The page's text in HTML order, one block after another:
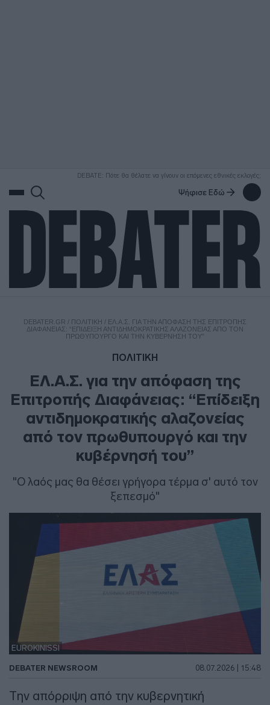
DEBATE: Πότε θα θέλατε να γίνουν οι επόμενες εθνικές εκλογές;
Ψήφισε Εδώ
DEBATER.GR / ΠΟΛΙΤΙΚΗ / ΕΛ.Α.Σ. ΓΙΑ ΤΗΝ ΑΠΌΦΑΣΗ ΤΗΣ ΕΠΙΤΡΟΠΉΣ
ΔΙΑΦΆΝΕΙΑΣ: “ΕΠΊΔΕΙΞΗ ΑΝΤΙΔΗΜΟΚΡΑΤΙΚΉΣ ΑΛΑΖΟΝΕΊΑΣ ΑΠΌ ΤΟΝ
ΠΡΩΘΥΠΟΥΡΓΌ ΚΑΙ ΤΗΝ ΚΥΒΈΡΝΗΣΉ ΤΟΥ”
ΠΟΛΙΤΙΚΗ
ΕΛ.Α.Σ. για την απόφαση της
Επιτροπής Διαφάνειας: “Επίδειξη
αντιδημοκρατικής αλαζονείας
από τον πρωθυπουργό και την
κυβέρνησή του”
"O λαός μας θα θέσει γρήγορα τέρμα σ' αυτό τον
ξεπεσμό"
EUROKINISSI
DEBATER NEWSROOM 08.07.2026 | 15:48
Την απόρριψη από την κυβερνητική